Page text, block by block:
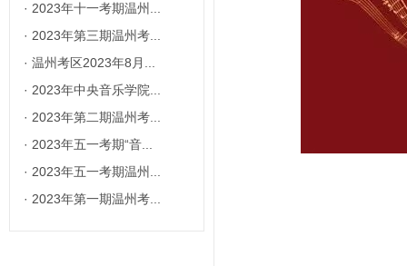
· 2023年十一考期温州...
· 2023年第三期温州考...
· 温州考区2023年8月...
· 2023年中央音乐学院...
· 2023年第二期温州考...
· 2023年五一考期“音...
· 2023年五一考期温州...
· 2023年第一期温州考...